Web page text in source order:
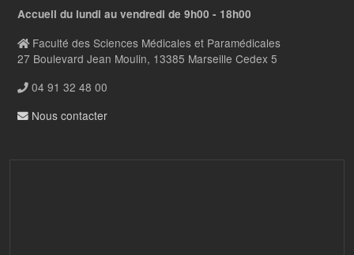
Accueil du lundi au vendredi de 9h00 - 18h00
Faculté des Sciences Médicales et Paramédicales
27 Boulevard Jean Moulin, 13385 Marseille Cedex 5
04 91 32 48 00
Nous contacter